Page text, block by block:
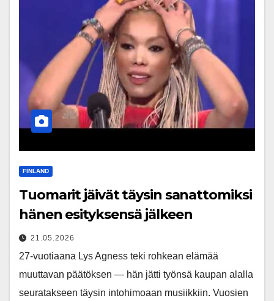
FINLAND
Tuomarit jäivät täysin sanattomiksi
hänen esityksensä jälkeen
21.05.2026
27-vuotiaana Lys Agness teki rohkean elämää
muuttavan päätöksen — hän jätti työnsä kaupan alalla
seuratakseen täysin intohimoaan musiikkiin. Vuosien